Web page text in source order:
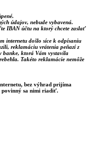
údajov, nebude vybavená.
IBAN účtu na ktorý chcete zaslať
internetu došlo síce k odpísaniu
reklamáciu vrátenia peňazí z
banke, ktorá Vám vystavila
Takéto reklamácie nemôže
bez výhrad prijíma
povinný sa nimi riadiť.